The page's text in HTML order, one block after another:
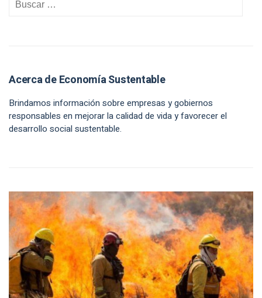
Acerca de Economía Sustentable
Brindamos información sobre empresas y gobiernos
responsables en mejorar la calidad de vida y favorecer el
desarrollo social sustentable.